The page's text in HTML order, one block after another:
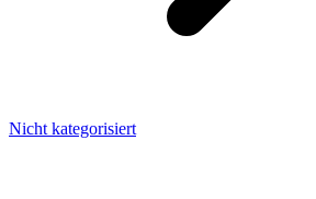
Nicht kategorisiert